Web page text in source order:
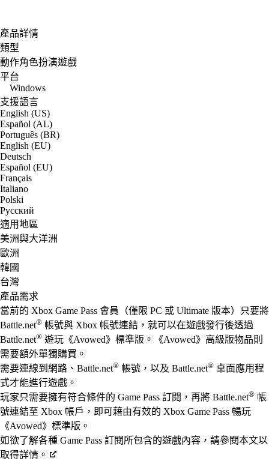
產品詳情
類型
動作角色扮演遊戲
平台
Windows
支援語言
English (US)
Español (AL)
Português (BR)
English (EU)
Deutsch
Español (EU)
Français
Italiano
Polski
Русский
適用地區
美洲與大洋洲
歐洲
韓國
台灣
產品需求
當前的 Xbox Game Pass 會員（僅限 PC 或 Ultimate 版本）只要將
Battle.net® 帳號與 Xbox 帳號連結，就可以在遊戲發行後透過
Battle.net® 遊玩《Avowed》標準版。《Avowed》高級版物品則
需要額外單獨購買。
需要連線到網路、Battle.net® 帳號，以及 Battle.net® 桌面應用程
式才能進行遊戲。
玩家只需要擁有符合條件的 Game Pass 訂閱，再將 Battle.net® 帳
號連結至 Xbox 帳戶，即可藉由有效的 Xbox Game Pass 暢玩
《Avowed》標準版。
如欲了解各種 Game Pass 訂閱所包含的遊戲內容，請參閱本文以
取得詳情。